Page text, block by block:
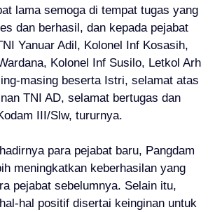
lama semoga di tempat tugas yang
dan berhasil, dan kepada pejabat
Yanuar Adil, Kolonel Inf Kosasih,
Kolonel Inf Susilo, Letkol Arh
masing beserta Istri, selamat atas
TNI AD, selamat bertugas dan
III/Slw, tururnya.
para pejabat baru, Pangdam
meningkatkan keberhasilan yang
pejabat sebelumnya. Selain itu,
hal positif disertai keinginan untuk